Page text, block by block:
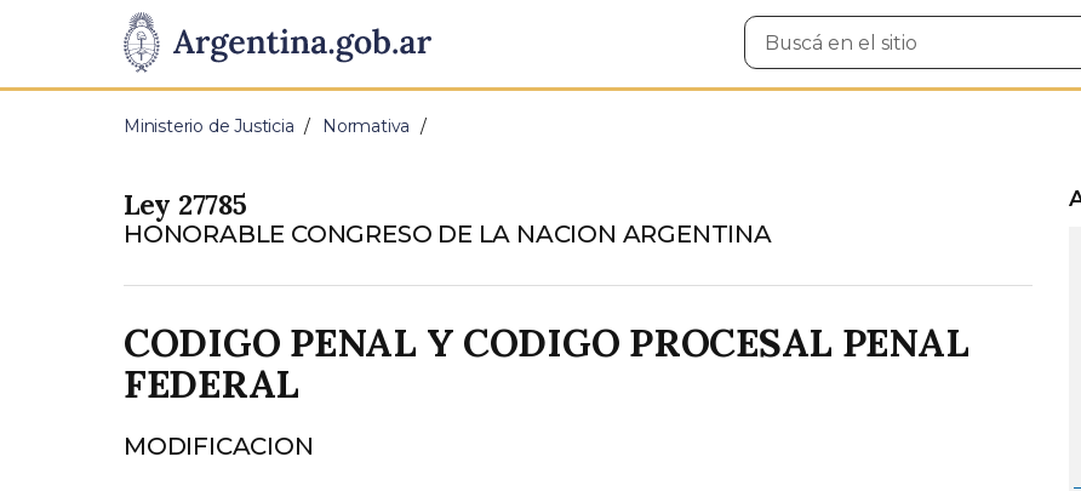
Presidencia
de
Pasar al contenido principal
Buscar
en
Ministerio de Justicia Normativa
Ley 27785
HONORABLE CONGRESO DE LA NACION ARGENTINA
CODIGO PENAL Y CODIGO PROCESAL PENAL
FEDERAL
MODIFICACION